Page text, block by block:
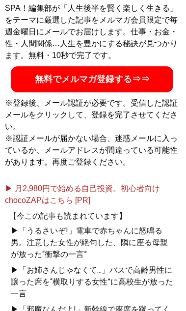
SPA！編集部が「人生後半を賢く楽しく生きる」
をテーマに厳選した記事をメルマガ会員限定で毎
週金曜日にメールでお届けします。仕事・お金・
性・人間関係…人生を豊かにする秘訣が見つかり
ます。無料・10秒で完了です。
無料でメルマガ登録する⇒⇒
※登録後、メール認証が必要です。受信した認証
メールをクリックして、登録を完了させてくださ
い。
※認証メールが届かない場合、迷惑メールに入っ
ているか、メールアドレスが間違っている可能性
があります。再度ご登録ください。
▶ 月2,980円で始める自己投資。初心者向け
chocoZAPはこちら [PR]
【今この記事も読まれています】
▶「うるさいぞ!」電車で赤ちゃんに怒鳴る
男。注意した女性が絶句した、隣に座る母親
が放った“衝撃の一言”
▶「お姉さんじゃなくて...」バスで高齢男性に
譲った席を“横取りする女性”に高校生が放った
一言